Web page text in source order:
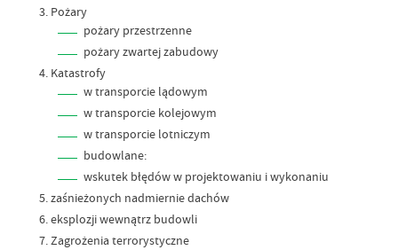
Pożary
pożary przestrzenne
pożary zwartej zabudowy
Katastrofy
w transporcie lądowym
w transporcie kolejowym
w transporcie lotniczym
budowlane:
wskutek błędów w projektowaniu i wykonaniu
zaśnieżonych nadmiernie dachów
eksplozji wewnątrz budowli
Zagrożenia terrorystyczne